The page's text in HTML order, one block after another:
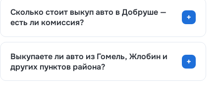
Сколько стоит выкуп авто в Добруше —
есть ли комиссия?
Выкупаете ли авто из Гомель, Жлобин и
других пунктов района?